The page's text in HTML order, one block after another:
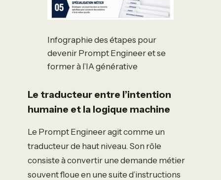
Infographie des étapes pour
devenir Prompt Engineer et se
former à l’IA générative
Le traducteur entre l’intention
humaine et la logique machine
Le Prompt Engineer agit comme un
traducteur de haut niveau. Son rôle
consiste à convertir une demande métier
souvent floue en une suite d’instructions